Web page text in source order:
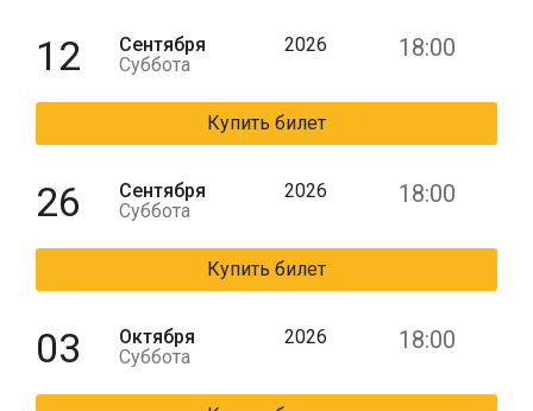
12
Сентября
Суббота
2026 18:00
Купить билет
26
Сентября
Суббота
2026 18:00
Купить билет
03
Октября
Суббота
2026 18:00